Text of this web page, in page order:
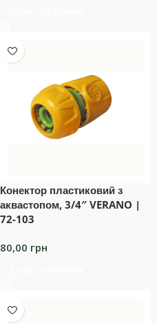
Конектор пластиковий з
аквастопом, 3/4″ VERANO |
72-103
80,00 грн